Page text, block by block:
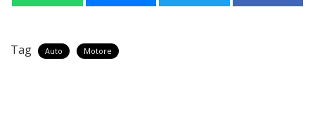
Tag Auto Motore